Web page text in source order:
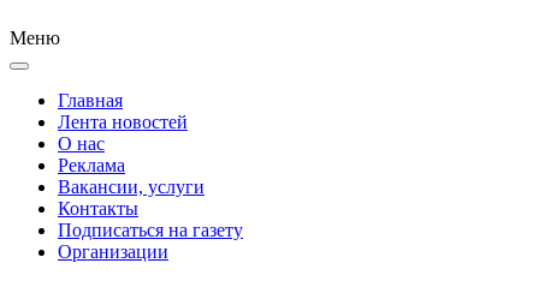
Меню
Главная
Лента новостей
О нас
Реклама
Вакансии, услуги
Контакты
Подписаться на газету
Организации